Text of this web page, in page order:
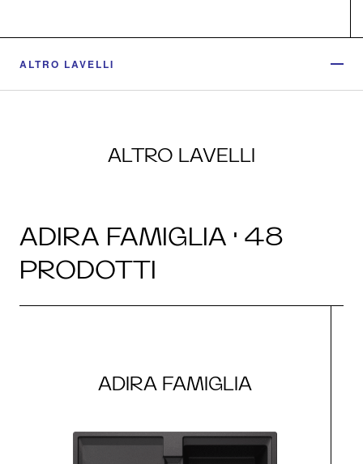
ALTRO LAVELLI
ALTRO LAVELLI
ADIRA FAMIGLIA · 48
PRODOTTI
ADIRA FAMIGLIA